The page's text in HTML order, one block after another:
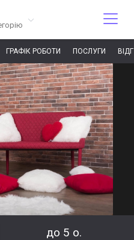
ГРАФІК РОБОТИ ПОСЛУГИ
до 5 о.